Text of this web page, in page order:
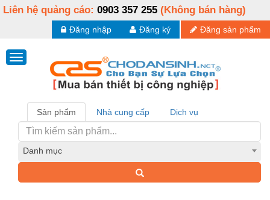
Liên hệ quảng cáo: 0903 357 255 (Không bán hàng)
Đăng sản phẩm
Đăng ký
Đăng nhập
Sản phẩm Nhà cung cấp Dịch vụ
Danh mục